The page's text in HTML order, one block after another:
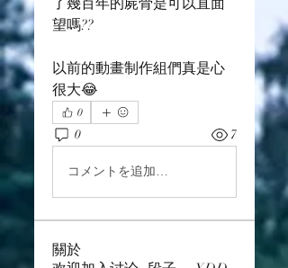
望嗎??
以前的動畫制作組們真是心
很大😂
0
0 7
コメントを追加…
關於